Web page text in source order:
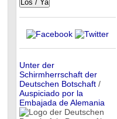
Unter der
Schirmherrschaft der
Deutschen Botschaft/
Auspiciado por la
Embajada de Alemania